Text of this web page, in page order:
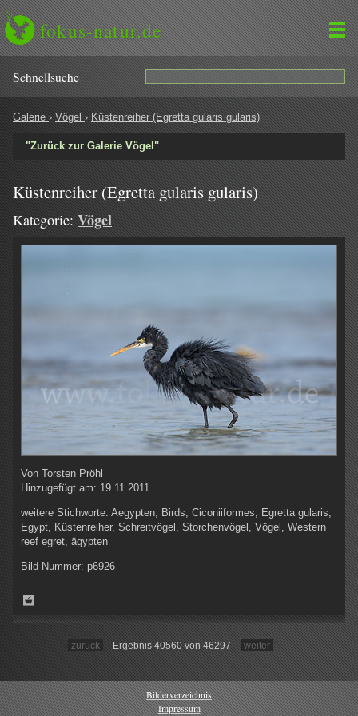
fokus-natur.de
Schnell­suche
Galerie › Vögel › Küstenreiher (Egretta gularis gularis)
"Zurück zur Galerie Vögel"
Küstenreiher (Egretta gularis gularis)
Kategorie: Vögel
Von Torsten Pröhl
Hinzugefügt am: 19.11.2011
weitere Stichworte: Aegypten, Birds, Ciconiiformes, Egretta gularis,
Egypt, Küstenreiher, Schreitvögel, Storchenvögel, Vögel, Western
reef egret, ägypten
Bild-Nummer: p6926
zurück Ergebnis 40560 von 46297 weiter
Bilderverzeichnis
Impressum